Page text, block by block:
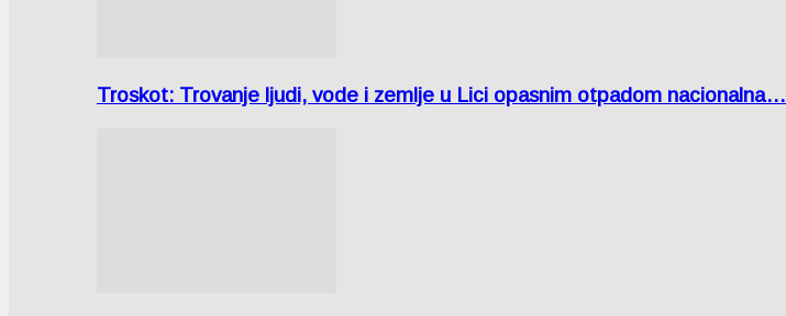
Troskot: Trovanje ljudi, vode i zemlje u Lici opasnim otpadom nacionalna…